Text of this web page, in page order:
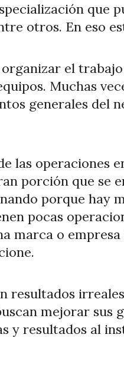
que
otros. En eso
el
Muchas
generales del
las operaciones
porción que se
porque hay
pocas
marca o
resultados
mejorar sus
y resultados al